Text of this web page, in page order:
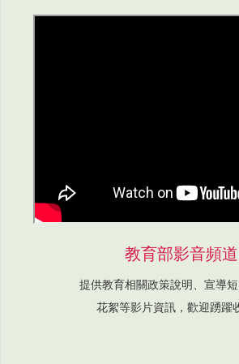
教育部影音頻道
提供教育相關政策說明、宣導
花絮等影片資訊，歡迎踴躍